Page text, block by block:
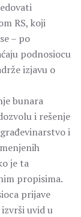
RS, koji
– po
podnosiocu
izjavu o
bunara
i rešenje
i
je ta
propisima.
prijave
uvid u